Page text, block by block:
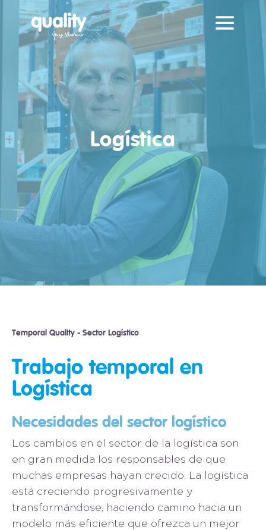
Logística
Temporal Quality - Sector Logístico
Trabajo temporal en
Logística
Necesidades del sector logístico
Los cambios en el sector de la logística son
en gran medida los responsables de que
muchas empresas hayan crecido. La logística
está creciendo progresivamente y
transformándose, haciendo camino hacia un
modelo más eficiente que ofrezca un mejor